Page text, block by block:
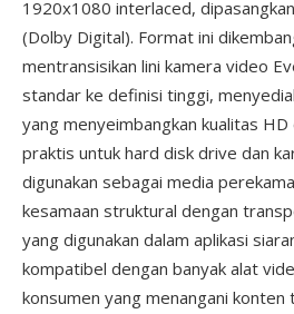
1920x1080 interlaced,
(Dolby Digital). Format ini
mentransisikan lini kamera video
standar ke definisi tinggi,
yang menyeimbangkan kualitas
praktis untuk hard disk drive dan
digunakan sebagai media
kesamaan struktural dengan
yang digunakan dalam aplikasi
kompatibel dengan banyak alat
konsumen yang menangani konten